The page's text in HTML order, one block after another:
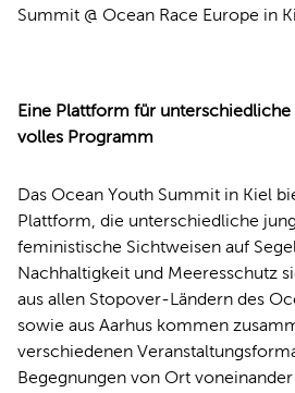
Summit @ Ocean Race Europe in
Eine Plattform für unterschiedliche
volles Programm
Das Ocean Youth Summit in Kiel
Plattform, die unterschiedliche
feministische Sichtweisen auf
Nachhaltigkeit und Meeresschutz
aus allen Stopover-Ländern des
sowie aus Aarhus kommen
verschiedenen
Begegnungen von Ort